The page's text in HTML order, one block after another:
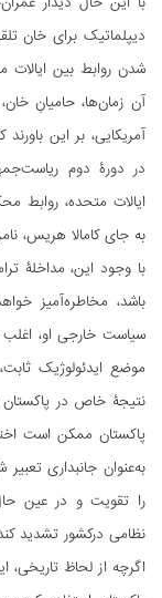
دیپلماتیک برای خان
شدن روابط بین ایالات
آمریکایی، بر این
در دورۀ دوم
ایالات متحده، روابط
به جای کامالا هریس،
با وجود این، مداخلۀ
باشد، مخاطره‌آمیز
سیاست خارجی او،
موضع ایدئولوژیک
نتیجۀ خاص در پاکستان
پاکستان ممکن است
به‌عنوان جانبداری
را تقویت و در عین
نظامی درکشور تشدید
اگرچه از لحاظ تاریخی،